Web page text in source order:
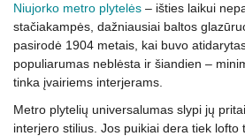
Niujorko metro plytelės – išties laikui
stačiakampės, dažniausiai baltos
pasirodė 1904 metais, kai buvo
populiarumas neblėsta ir šiandien –
tinka įvairiems interjerams.
Metro plytelių universalumas slypi jų
interjero stilius. Jos puikiai dera tiek lofto